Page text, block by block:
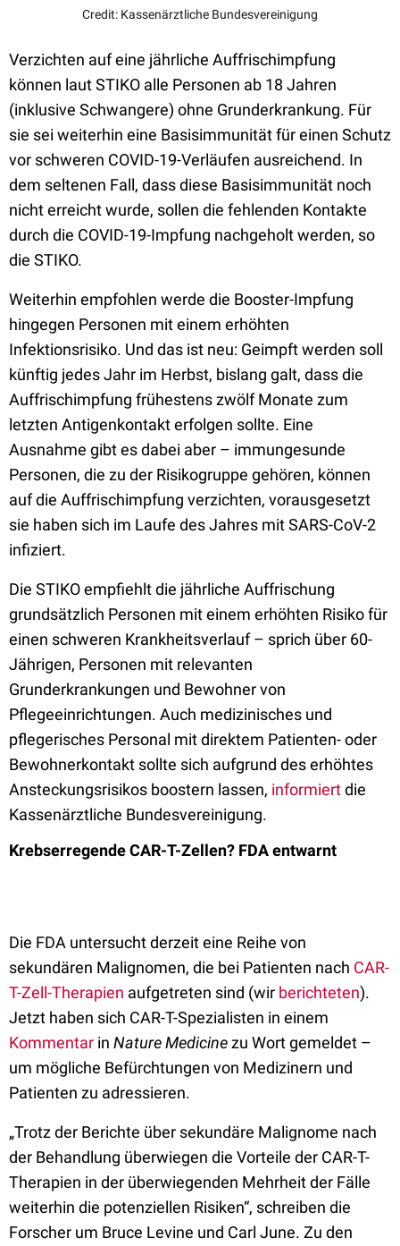
Credit: Kassenärztliche Bundesvereinigung
Verzichten auf eine jährliche Auffrischimpfung
können laut STIKO alle Personen ab 18 Jahren
(inklusive Schwangere) ohne Grunderkrankung. Für
sie sei weiterhin eine Basisimmunität für einen Schutz
vor schweren COVID-19-Verläufen ausreichend. In
dem seltenen Fall, dass diese Basisimmunität noch
nicht erreicht wurde, sollen die fehlenden Kontakte
durch die COVID-19-Impfung nachgeholt werden, so
die STIKO.
Weiterhin empfohlen werde die Booster-Impfung
hingegen Personen mit einem erhöhten
Infektionsrisiko. Und das ist neu: Geimpft werden soll
künftig jedes Jahr im Herbst, bislang galt, dass die
Auffrischimpfung frühestens zwölf Monate zum
letzten Antigenkontakt erfolgen sollte. Eine
Ausnahme gibt es dabei aber – immungesunde
Personen, die zu der Risikogruppe gehören, können
auf die Auffrischimpfung verzichten, vorausgesetzt
sie haben sich im Laufe des Jahres mit SARS-CoV-2
infiziert.
Die STIKO empfiehlt die jährliche Auffrischung
grundsätzlich Personen mit einem erhöhten Risiko für
einen schweren Krankheitsverlauf – sprich über 60-
Jährigen, Personen mit relevanten
Grunderkrankungen und Bewohner von
Pflegeeinrichtungen. Auch medizinisches und
pflegerisches Personal mit direktem Patienten- oder
Bewohnerkontakt sollte sich aufgrund des erhöhtes
Ansteckungsrisikos boostern lassen, informiertdie
Kassenärztliche Bundesvereinigung.
Krebserregende CAR-T-Zellen? FDA entwarnt
Die FDA untersucht derzeit eine Reihe von
sekundären Malignomen, die bei Patienten nach CAR-
T-Zell-Therapien aufgetreten sind (wir berichteten).
Jetzt haben sich CAR-T-Spezialisten in einem
Kommentar in Nature Medicinezu Wort gemeldet –
um mögliche Befürchtungen von Medizinern und
Patienten zu adressieren.
„Trotz der Berichte über sekundäre Malignome nach
der Behandlung überwiegen die Vorteile der CAR-T-
Therapien in der überwiegenden Mehrheit der Fälle
weiterhin die potenziellen Risiken“, schreiben die
Forscher um Bruce Levine und Carl June. Zu den